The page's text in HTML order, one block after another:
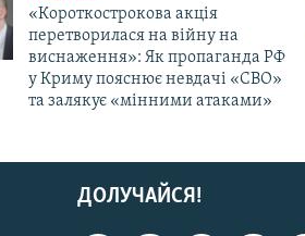
«Короткострокова акція
перетворилася на війну на
виснаження»: Як пропаганда РФ
у Криму пояснює невдачі «СВО»
та залякує «мінними атаками»
ДОЛУЧАЙСЯ!